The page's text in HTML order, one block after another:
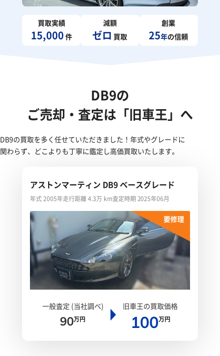
買取実績
15,000 件
減額
ゼロ 買取
創業
25年の信頼
DB9の
ご売却・査定は「旧車王」へ
DB9の買取を多く任せていただきました！年式やグレードに
関わらず、どこよりも丁寧に鑑定し高価買取いたします。
アストンマーティン DB9 ベースグレード
年式 2005年走行距離 4.3万 km査定時期 2025年06月
要修理
一般査定 (当社調べ)
90万円
旧車王の買取価格
100万円